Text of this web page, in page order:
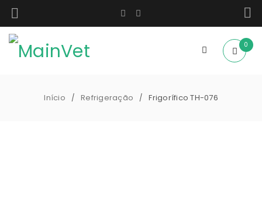
0
Início / Refrigeração / Frigorífico TH-076